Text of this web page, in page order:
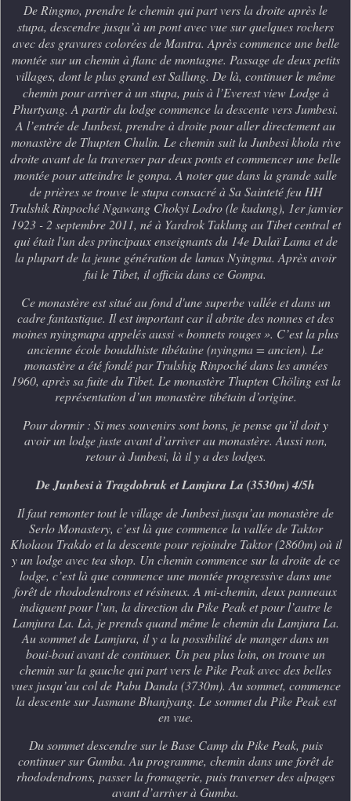
De Ringmo, prendre le chemin qui part vers la droite après le
stupa, descendre jusqu’à un pont avec vue sur quelques rochers
avec des gravures colorées de Mantra. Après commence une belle
montée sur un chemin à flanc de montagne. Passage de deux petits
villages, dont le plus grand est Sallung. De là, continuer le même
chemin pour arriver à un stupa, puis à l’Everest view Lodge à
Phurtyang. A partir du lodge commence la descente vers Jumbesi.
A l’entrée de Junbesi, prendre à droite pour aller directement au
monastère de Thupten Chulin. Le chemin suit la Junbesi khola rive
droite avant de la traverser par deux ponts et commencer une belle
montée pour atteindre le gonpa. A noter que dans la grande salle
de prières se trouve le stupa consacré à Sa Sainteté feu HH
Trulshik Rinpoché Ngawang Chokyi Lodro (le kudung), 1er janvier
1923 - 2 septembre 2011, né à Yardrok Taklung au Tibet central et
qui était l'un des principaux enseignants du 14e Dalaï Lama et de
la plupart de la jeune génération de lamas Nyingma. Après avoir
fui le Tibet, il officia dans ce Gompa.
Ce monastère est situé au fond d'une superbe vallée et dans un
cadre fantastique. Il est important car il abrite des nonnes et des
moines nyingmapa appelés aussi « bonnets rouges ». C’est la plus
ancienne école bouddhiste tibétaine (nyingma = ancien). Le
monastère a été fondé par Trulshig Rinpoché dans les années
1960, après sa fuite du Tibet. Le monastère Thupten Chöling est la
représentation d’un monastère tibétain d’origine.
Pour dormir : Si mes souvenirs sont bons, je pense qu’il doit y
avoir un lodge juste avant d’arriver au monastère. Aussi non,
retour à Junbesi, là il y a des lodges.
De Junbesi à Tragdobruk et Lamjura La (3530m) 4/5h
Il faut remonter tout le village de Junbesi jusqu’au monastère de
Serlo Monastery, c’est là que commence la vallée de Taktor
Kholaou Trakdo et la descente pour rejoindre Taktor (2860m) où il
y un lodge avec tea shop. Un chemin commence sur la droite de ce
lodge, c’est là que commence une montée progressive dans une
forêt de rhododendrons et résineux. A mi-chemin, deux panneaux
indiquent pour l’un, la direction du Pike Peak et pour l’autre le
Lamjura La. Là, je prends quand même le chemin du Lamjura La.
Au sommet de Lamjura, il y a la possibilité de manger dans un
boui-boui avant de continuer. Un peu plus loin, on trouve un
chemin sur la gauche qui part vers le Pike Peak avec des belles
vues jusqu’au col de Pabu Danda (3730m). Au sommet, commence
la descente sur Jasmane Bhanjyang. Le sommet du Pike Peak est
en vue.
Du sommet descendre sur le Base Camp du Pike Peak, puis
continuer sur Gumba. Au programme, chemin dans une forêt de
rhododendrons, passer la fromagerie, puis traverser des alpages
avant d’arriver à Gumba.